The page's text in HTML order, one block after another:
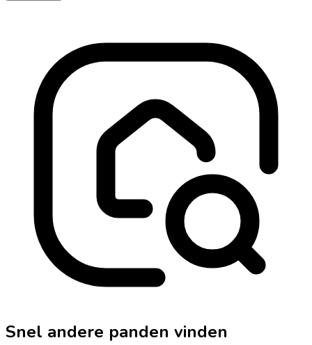
Snel andere panden vinden